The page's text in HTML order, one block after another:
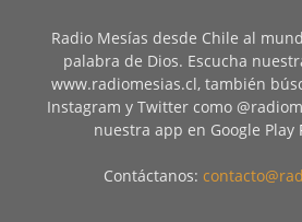
Radio Mesías desde Chile al
palabra de Dios. Escucha
www.radiomesias.cl, también
Instagram y Twitter como
nuestra app en Google Play
Contáctanos: